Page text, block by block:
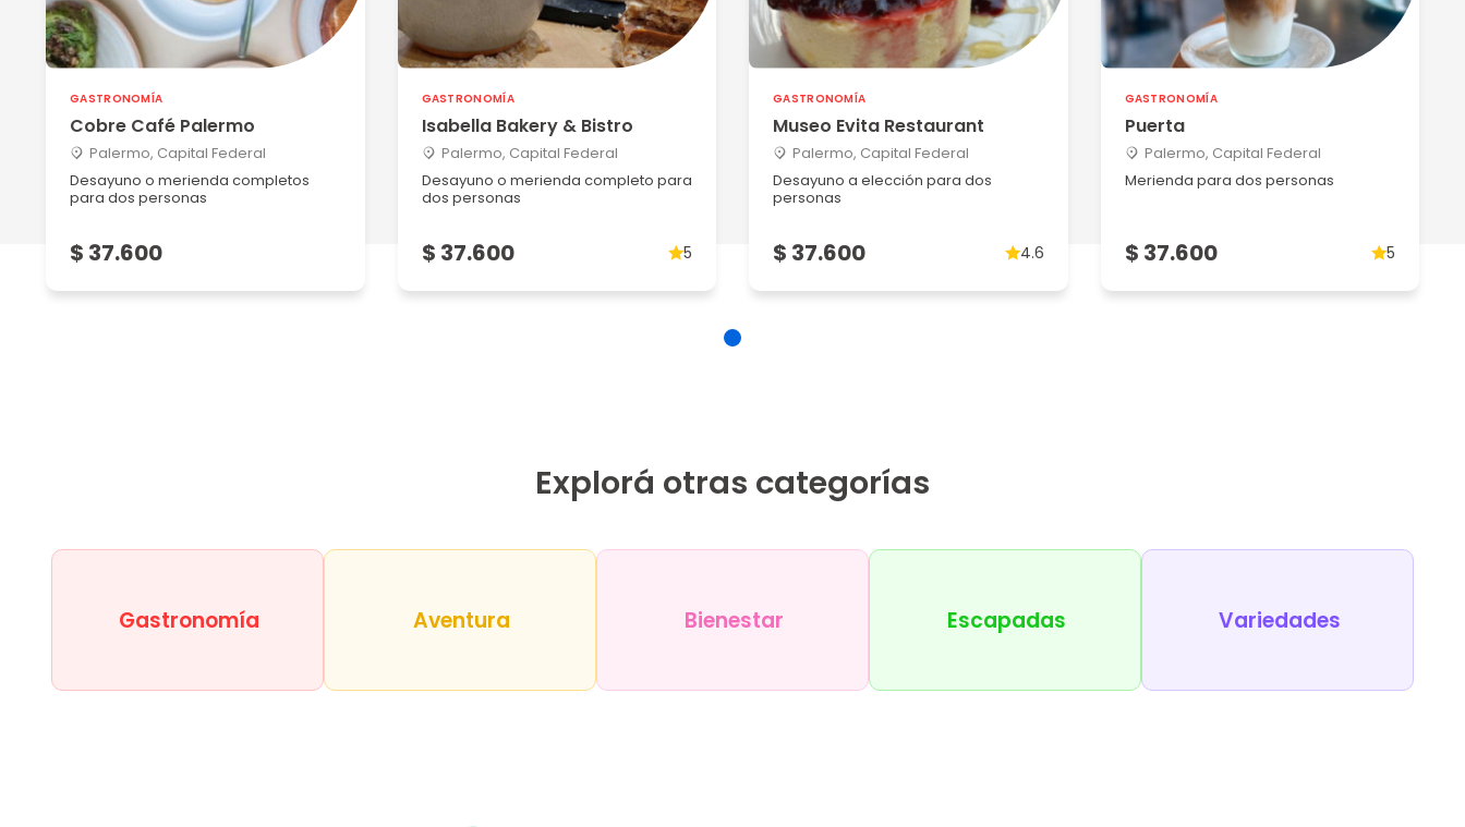
GASTRONOMÍA
Cobre Café Palermo
Palermo, Capital Federal
Desayuno o merienda completos
para dos personas
$ 37.600
GASTRONOMÍA
Isabella Bakery & Bistro
Palermo, Capital Federal
Desayuno o merienda completo para
dos personas
$ 37.600 5
GASTRONOMÍA
Museo Evita Restaurant
Palermo, Capital Federal
Desayuno a elección para dos
personas
$ 37.600 4.6
GASTRONOMÍA
Puerta
Palermo, Capital Federal
Merienda para dos personas
$ 37.600 5
Explorá otras categorías
Gastronomía Aventura Bienestar Escapadas Variedades